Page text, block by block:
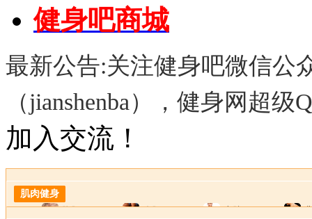
健身吧商城
最新公告:关注健身吧微信公
（jianshenba），健身网超级
加入交流！
肌肉健身
胸肌
腹肌 上肢